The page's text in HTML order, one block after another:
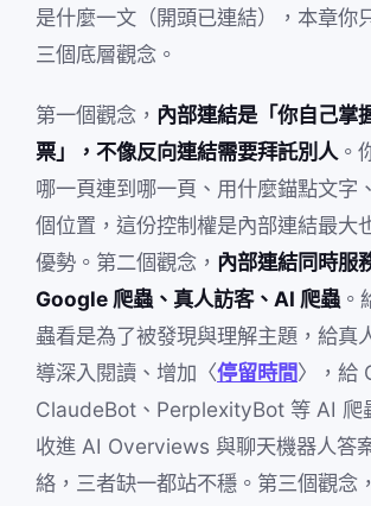
是什麼一文（開頭已連結），本章你
三個底層觀念。
第一個觀念， 內部連結是「你自己掌
票」，不像反向連結需要拜託別人 。
哪一頁連到哪一頁、用什麼錨點文字
個位置，這份控制權是內部連結最大
優勢。第二個觀念， 內部連結同時服
Google 爬蟲、真人訪客、AI 爬蟲
蟲看是為了被發現與理解主題，給真
導深入閱讀、增加〈停留時間〉，給
ClaudeBot、PerplexityBot 等 AI 爬
收進 AI Overviews 與聊天機器人答
絡，三者缺一都站不穩。第三個觀念，